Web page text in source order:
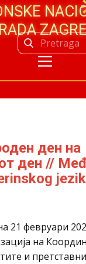
ден на
ден //
21 февруари
на
и